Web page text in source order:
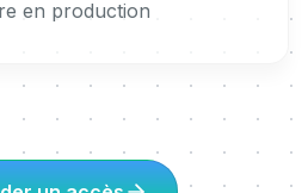
en production